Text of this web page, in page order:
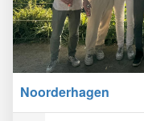
Noorderhagen